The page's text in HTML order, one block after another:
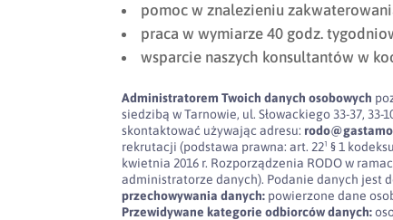
pomoc w znalezieniu
praca w wymiarze 40 godz.
wsparcie naszych konsultantów w
Administratorem Twoich danych osobowych
siedzibą w Tarnowie, ul. Słowackiego 33-37,
skontaktować używając adresu:
rekrutacji (podstawa prawna: art. 22¹ § 1
kwietnia 2016 r. Rozporządzenia RODO w
administratorze danych). Podanie danych jest
przechowywania danych: powierzone dane
Przewidywane kategorie odbiorców danych: